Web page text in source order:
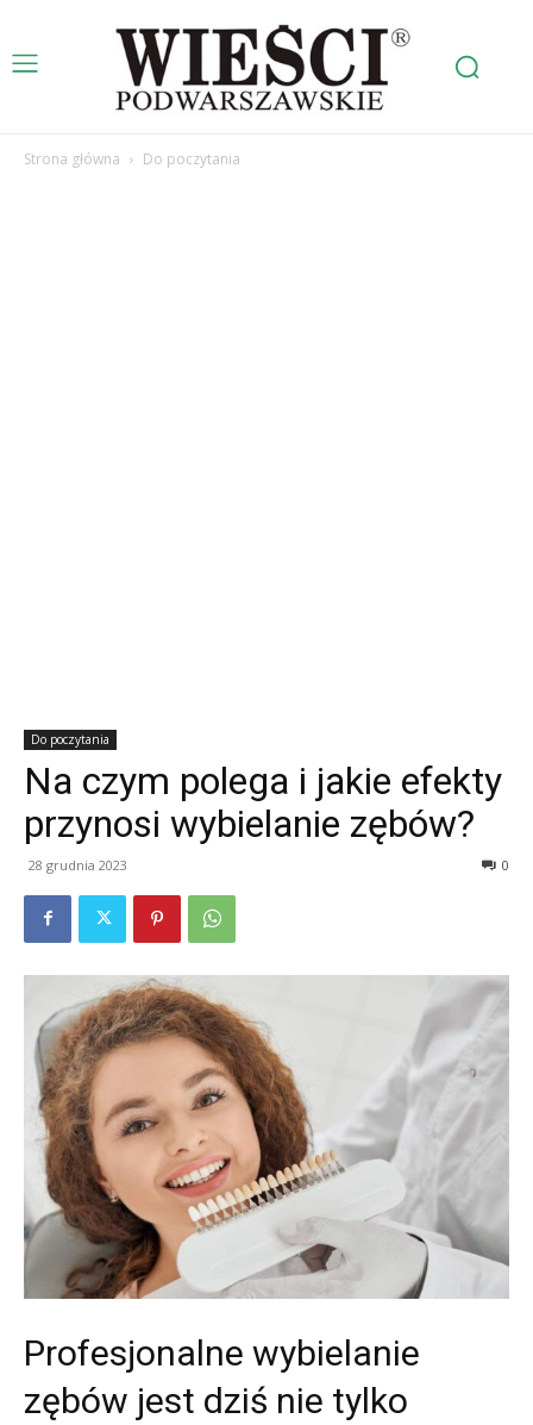
Strona główna Do poczytania
Do poczytania
Na czym polega i jakie efekty
przynosi wybielanie zębów?
28 grudnia 2023 0
Profesjonalne wybielanie
zębów jest dziś nie tylko